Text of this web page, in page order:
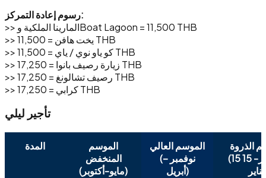
رسوم إعادة التمركز:
>> المارينا الملكية وBoat Lagoon = 11,500 THB
>> يخت هافن = 11,500 THB
>> كو ياو نوي / ياي = 11,500 THB
>> زيارة رصيف بانوا = 17,250 THB
>> رصيف تشالونغ = 17,250 THB
>> كرابي = 17,250 THB
تأجير ليلي
المدة
الموسم
المنخفض
(مايو-أكتوبر)
الموسم العالي
(نوفمبر –
أبريل)
الذروة
(15 ديسمبر- 15